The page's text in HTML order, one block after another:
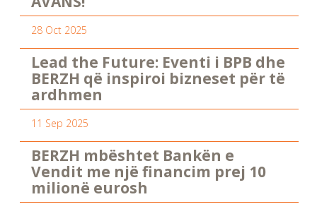
28 Oct 2025
Lead the Future: Eventi i BPB dhe
BERZH që inspiroi bizneset për të
ardhmen
11 Sep 2025
BERZH mbështet Bankën e
Vendit me një financim prej 10
milionë eurosh